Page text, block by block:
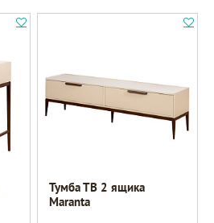
Тумба ТВ 2 ящика
Maranta